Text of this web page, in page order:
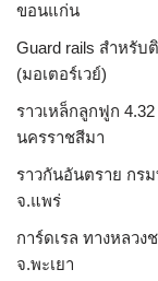
ขอนแก่น
Guard rails สำหรับ
(มอเตอร์เวย์)
ราวเหล็กลูกฟูก
นครราชสีมา
ราวกันอันตราย กร
จ.แพร่
การ์ดเรล ทางหลวง
จ.พะเยา